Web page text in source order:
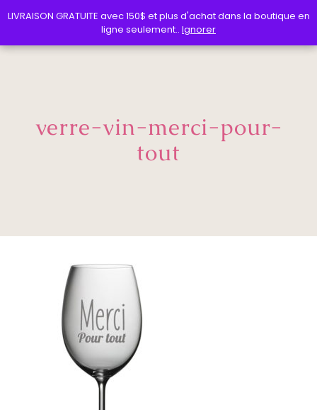
verre-vin-merci-pour-
tout
LIVRAISON GRATUITE avec 150$ et plus d'achat dans la boutique en
ligne seulement.. Ignorer
LIVRAISON GRATUITE avec 150$ et plus d'achat dans la boutique en
ligne seulement.. Ignorer